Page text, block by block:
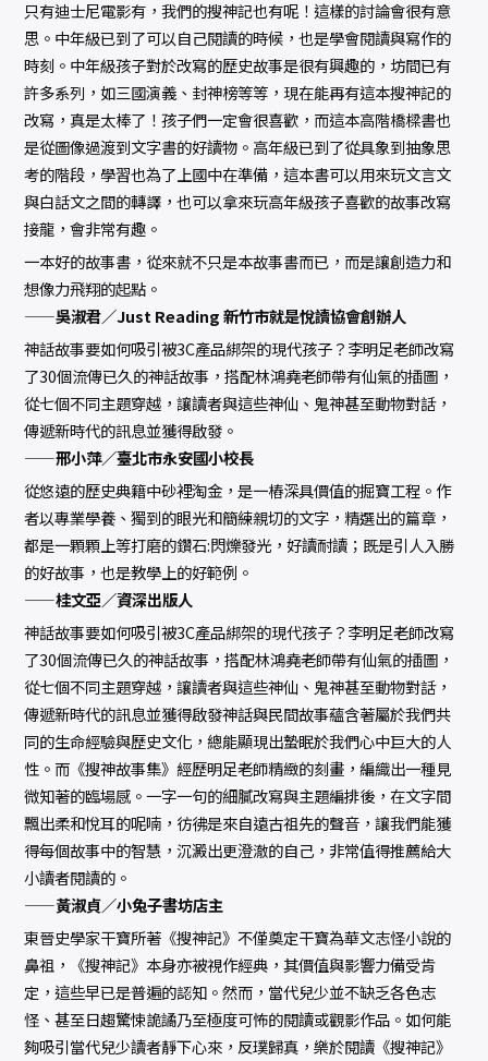
只有迪士尼電影有，我們的搜神記也有呢！這樣的討論會很有意
思。中年級已到了可以自己閱讀的時候，也是學會閱讀與寫作的
時刻。中年級孩子對於改寫的歷史故事是很有興趣的，坊間已有
許多系列，如三國演義、封神榜等等，現在能再有這本搜神記的
改寫，真是太棒了！孩子們一定會很喜歡，而這本高階橋樑書也
是從圖像過渡到文字書的好讀物。高年級已到了從具象到抽象思
考的階段，學習也為了上國中在準備，這本書可以用來玩文言文
與白話文之間的轉譯，也可以拿來玩高年級孩子喜歡的故事改寫
接龍，會非常有趣。
一本好的故事書，從來就不只是本故事書而已，而是讓創造力和
想像力飛翔的起點。
——吳淑君／Just Reading 新竹市就是悅讀協會創辦人
神話故事要如何吸引被3C產品綁架的現代孩子？李明足老師改寫
了30個流傳已久的神話故事，搭配林鴻堯老師帶有仙氣的插圖，
從七個不同主題穿越，讓讀者與這些神仙、鬼神甚至動物對話，
傳遞新時代的訊息並獲得啟發。
——邢小萍／臺北市永安國小校長
從悠遠的歷史典籍中砂裡淘金，是一樁深具價值的掘寶工程。作
者以專業學養、獨到的眼光和簡練親切的文字，精選出的篇章，
都是一顆顆上等打磨的鑽石:閃爍發光，好讀耐讀；既是引人入勝
的好故事，也是教學上的好範例。
——桂文亞／資深出版人
神話故事要如何吸引被3C產品綁架的現代孩子？李明足老師改寫
了30個流傳已久的神話故事，搭配林鴻堯老師帶有仙氣的插圖，
從七個不同主題穿越，讓讀者與這些神仙、鬼神甚至動物對話，
傳遞新時代的訊息並獲得啟發神話與民間故事蘊含著屬於我們共
同的生命經驗與歷史文化，總能顯現出蟄眠於我們心中巨大的人
性。而《搜神故事集》經歷明足老師精緻的刻畫，編織出一種見
微知著的臨場感。一字一句的細膩改寫與主題編排後，在文字間
飄出柔和悅耳的呢喃，彷彿是來自遠古祖先的聲音，讓我們能獲
得每個故事中的智慧，沉澱出更澄澈的自己，非常值得推薦給大
小讀者閱讀的。
——黃淑貞／小兔子書坊店主
東晉史學家干寶所著《搜神記》不僅奠定干寶為華文志怪小說的
鼻祖，《搜神記》本身亦被視作經典，其價值與影響力備受肯
定，這些早已是普遍的認知。然而，當代兒少並不缺乏各色志
怪、甚至日趨驚悚詭譎乃至極度可怖的閱讀或觀影作品。如何能
夠吸引當代兒少讀者靜下心來，反璞歸真，樂於閱讀《搜神記》